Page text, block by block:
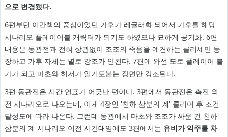
으로 변경됐다.
6편부턴 이간책의 중심이었던 가후가 레귤러화 되어서 가후를 해당
시나리오 플레이어블 캐릭터가 되기도 하였으나 묘하게 공기화. 6편
내용은 동관전과 전혀 상관없이 조조의 죽음을 예견하는 클리셰만 등
장하고 가후 자체는 별로 강조가 안된다. 7편에 와선 도로 플레이어 불
가가 되고 마초와 허저가 일기토붙는 장면만 강조된다.
3편 동관전은 시간 연표가 어긋난 편이다. 3편에서 동관전은 촉전 외
전 시나리오로 나오는데, 이게 4장인 '천하 삼분의 계' 클리어 후 조건
달성도에 따라 나온다. 그런데 동관에서 마초와 조조가 싸운 건 천하
삼분의 계 시나리오 이전 시간대임에도 3편에서는 유비가 익주를 차